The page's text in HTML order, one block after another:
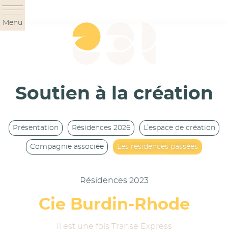
Panneau de gestion des cookies
Menu
Soutien à la création
Présentation Résidences 2026 L’espace de création
Compagnie associée Les résidences passées
Résidences 2023
Cie Burdin-Rhode
Il est une fois Transe Express